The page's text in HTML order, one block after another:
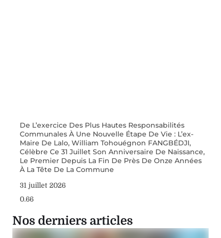
De L’exercice Des Plus Hautes Responsabilités
Communales À Une Nouvelle Étape De Vie : L’ex-
Maire De Lalo, William Tohouégnon FANGBÉDJI,
Célèbre Ce 31 Juillet Son Anniversaire De Naissance,
Le Premier Depuis La Fin De Près De Onze Années
À La Tête De La Commune
31 juillet 2026
Nos derniers articles